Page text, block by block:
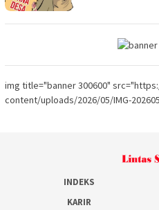
img title="banner 300600"
content/uploads/2026/05/IMG-
INDEKS
KARIR